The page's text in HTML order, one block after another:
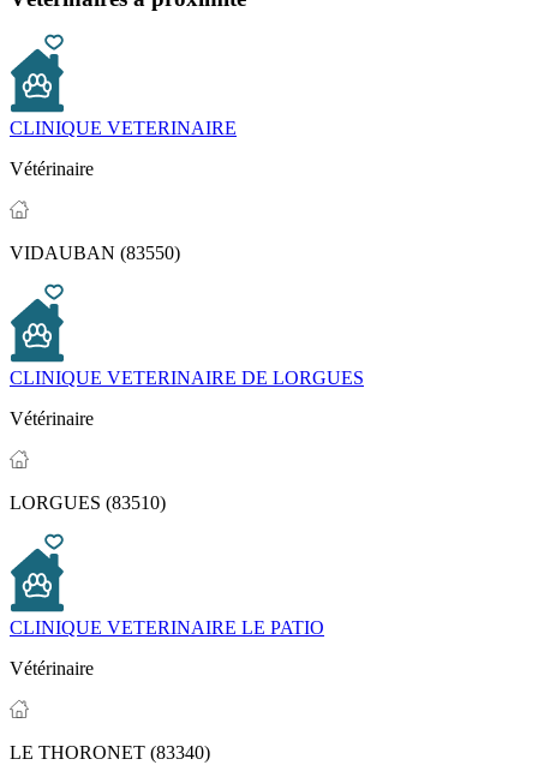
CLINIQUE VETERINAIRE
Vétérinaire
VIDAUBAN (83550)
CLINIQUE VETERINAIRE DE LORGUES
Vétérinaire
LORGUES (83510)
CLINIQUE VETERINAIRE LE PATIO
Vétérinaire
LE THORONET (83340)